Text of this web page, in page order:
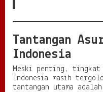
Tantangan
Indonesia
Meski penting,
Indonesia masih
tantangan utama